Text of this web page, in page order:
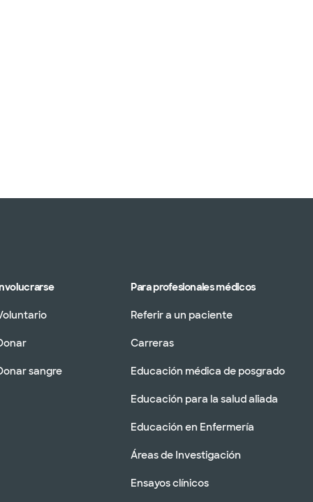
sangre
Para profesionales médicos
Referir a un paciente
Carreras
Educación médica de posgrado
Educación para la salud aliada
Educación en Enfermería
Áreas de Investigación
Ensayos clínicos